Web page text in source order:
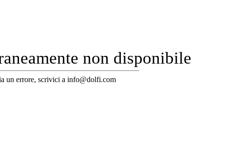
non disponibile
un errore, scrivici a info@dolfi.com